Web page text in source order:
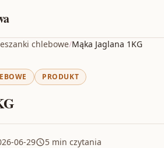
chlebowe/Mąka Jaglana 1KG
PRODUKT
06-29 5 min czytania